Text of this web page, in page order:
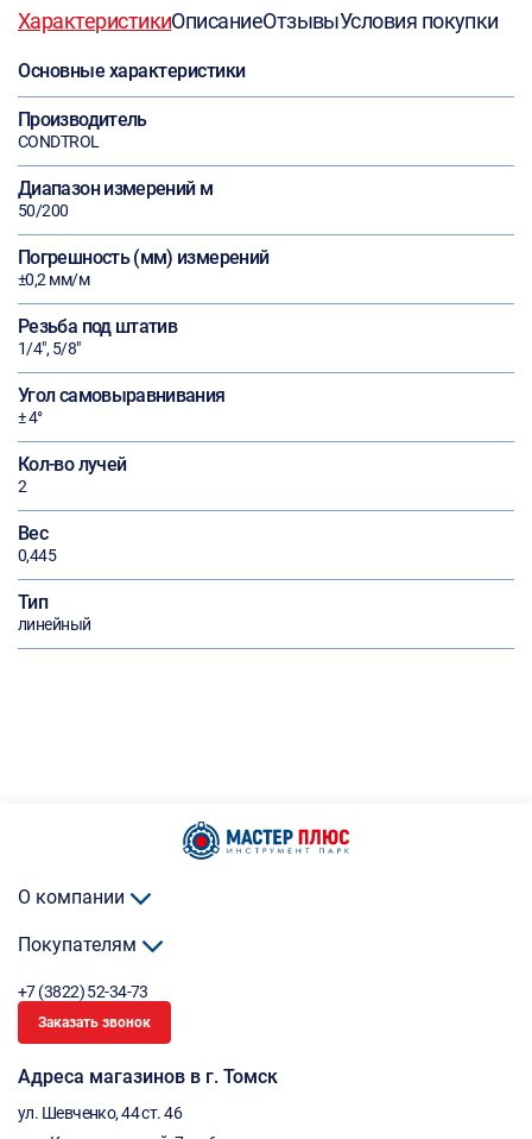
ХарактеристикиОписаниеОтзывыУсловия покупки
Основные характеристики
Производитель
CONDTROL
Диапазон измерений м
50/200
Погрешность (мм) измерений
±0,2 мм/м
Резьба под штатив
1/4", 5/8"
Угол самовыравнивания
± 4°
Кол-во лучей
2
Вес
0,445
Тип
линейный
О компании
Покупателям
+7 (3822) 52-34-73
Заказать звонок
Адреса магазинов в г. Томск
ул. Шевченко, 44 ст. 46